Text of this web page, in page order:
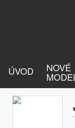
ÚVOD NOVÉ